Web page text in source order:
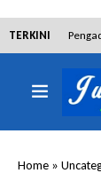
TERKINI
Home »